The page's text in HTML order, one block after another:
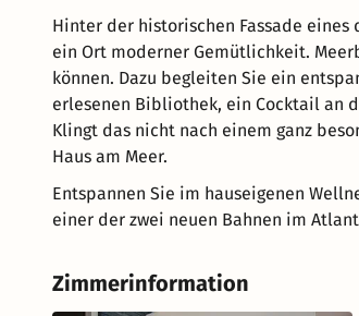
Hinter der historischen Fassade
ein Ort moderner Gemütlichkeit.
können. Dazu begleiten Sie ein
erlesenen Bibliothek, ein Cocktail an
Klingt das nicht nach einem ganz
Haus am Meer.
Entspannen Sie im hauseigenen
einer der zwei neuen Bahnen im
Zimmerinformation